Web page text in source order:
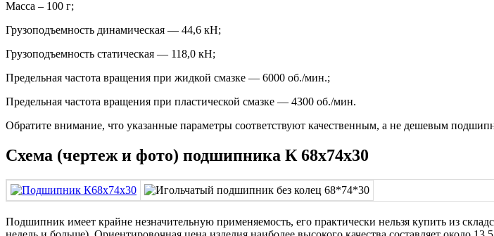
Масса – 100 г;
Грузоподъемность динамическая — 44,6 кН;
Грузоподъемность статическая — 118,0 кН;
Предельная частота вращения при жидкой смазке — 6000 об./мин.;
Предельная частота вращения при пластической смазке — 4300 об./мин.
Обратите внимание, что указанные параметры соответствуют качественным, а не дешевым
Схема (чертеж и фото) подшипника К 68х74х30
Подшипник имеет крайне незначительную применяемость, его практически нельзя купить из